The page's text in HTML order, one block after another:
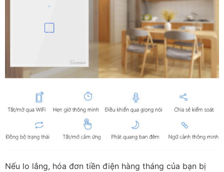
Nếu lo lắng, hóa đơn tiền điện hàng tháng của bạn bị